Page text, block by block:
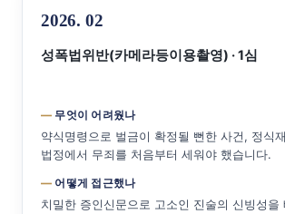
2026. 02
성폭법위반(카메라등이용촬영) · 1심
무엇이 어려웠나
약식명령으로 벌금이 확정될 뻔한 사건, 정식
법정에서 무죄를 처음부터 세워야 했습니다.
어떻게 접근했나
치밀한 증인신문으로 고소인 진술의 신빙성을